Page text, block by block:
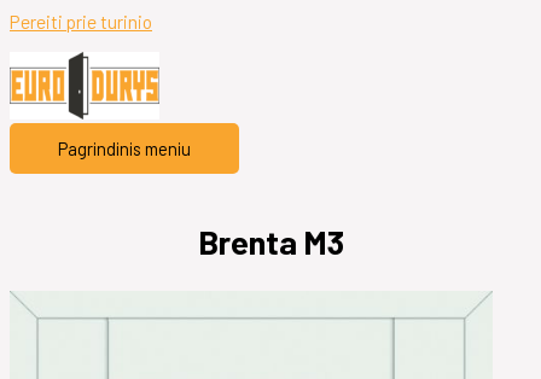
Pereiti prie turinio
Pagrindinis meniu
Brenta M3